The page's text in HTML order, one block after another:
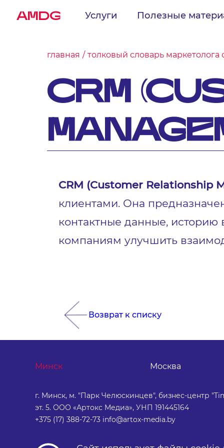
AMDG Услуги Полезные
главная толковый словарь маркетолога
CRM
CRM (Customer Relationship
клиентами. Она
контактные данные, историю
компаниям улучшить
Возврат к списку
Минск Москва
г. Минск, м. "Парк Челюскинцев", бизнес-центр
эт. 5. ООО «Артокс Медиа», УНП 191445164.
+375 (17) 388-72-73 info@artox-media.by
Персональные настройки cookie- Обработка персональных